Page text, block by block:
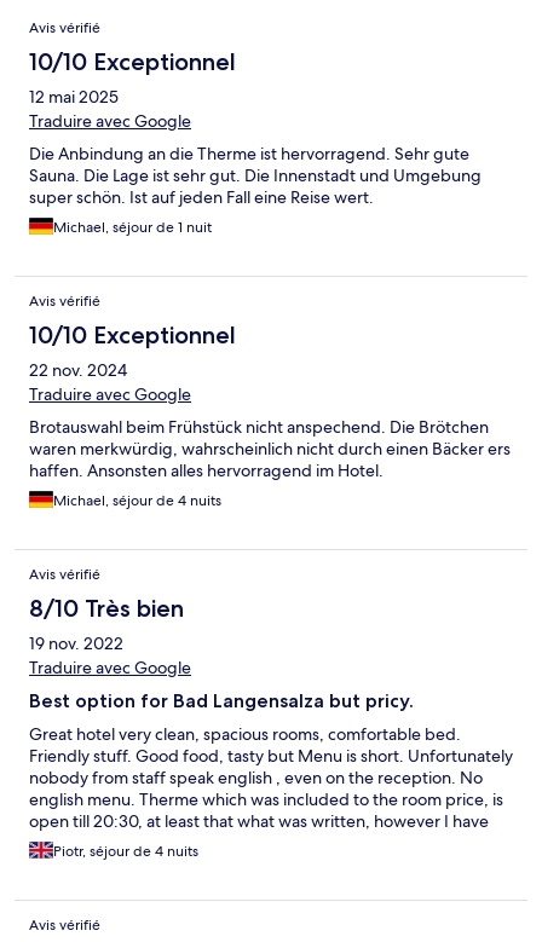
Avis
Avis vérifié
10/10 Exceptionnel
12 mai 2025
Traduire avec Google
Die Anbindung an die Therme ist hervorragend. Sehr gute
Sauna. Die Lage ist sehr gut. Die Innenstadt und Umgebung
super schön. Ist auf jeden Fall eine Reise wert.
Michael, séjour de 1 nuit
Avis vérifié
10/10 Exceptionnel
22 nov. 2024
Traduire avec Google
Brotauswahl beim Frühstück nicht anspechend. Die Brötchen
waren merkwürdig, wahrscheinlich nicht durch einen Bäcker ers
haffen. Ansonsten alles hervorragend im Hotel.
Michael, séjour de 4 nuits
Avis vérifié
8/10 Très bien
19 nov. 2022
Traduire avec Google
Best option for Bad Langensalza but pricy.
Great hotel very clean, spacious rooms, comfortable bed.
Friendly stuff. Good food, tasty but Menu is short. Unfortunately
nobody from staff speak english , even on the reception. No
english menu. Therme which was included to the room price, is
open till 20:30, at least that what was written, however I have
tried to go at 19:30, and the door to Therme was closed.As they
are claiming this is a four star hotel, they shall put more efforts
Piotr, séjour de 4 nuits
Avis vérifié